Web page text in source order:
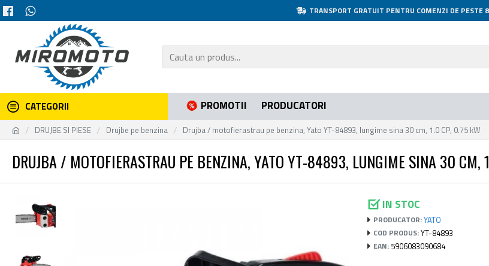
TRANSPORT GRATUIT PENTRU COMENZI DE PESTE
CATEGORII PROMOTII PRODUCATORI
DRUJBE SI PIESE Drujbe pe benzina Drujba / motofierastrau pe benzina, Yato YT-84893, lungime sina 30 cm, 1.0 CP, 0.75 kW
DRUJBA / MOTOFIERASTRAU PE BENZINA, YATO YT-84893, LUNGIME SINA 30 CM,
IN STOC
PRODUCATOR:YATO
COD PRODUS:YT-84893
EAN: 5906083090684